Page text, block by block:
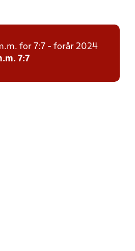
for 7:7 - forår 2024
7:7